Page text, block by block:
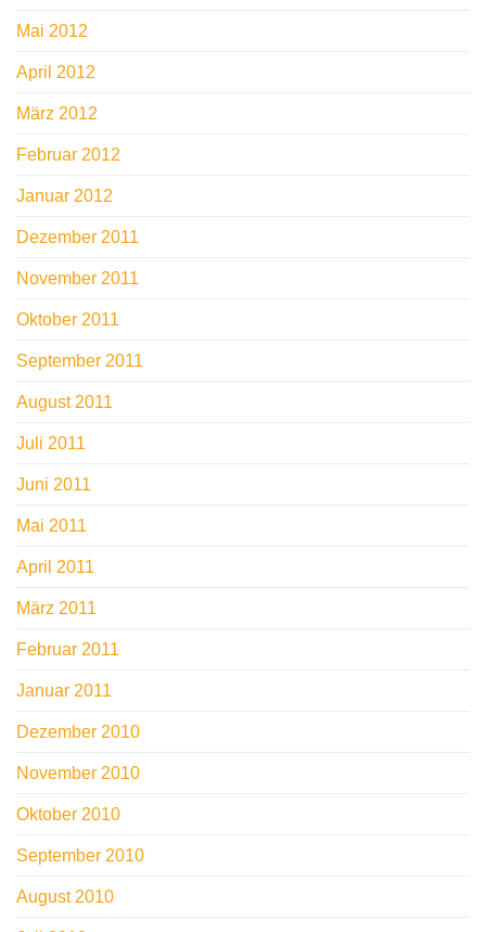
Mai 2012
April 2012
März 2012
Februar 2012
Januar 2012
Dezember 2011
November 2011
Oktober 2011
September 2011
August 2011
Juli 2011
Juni 2011
Mai 2011
April 2011
März 2011
Februar 2011
Januar 2011
Dezember 2010
November 2010
Oktober 2010
September 2010
August 2010